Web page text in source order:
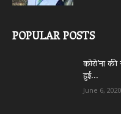
POPULAR POSTS
कोरो’ना
हुई...
June 6, 2020